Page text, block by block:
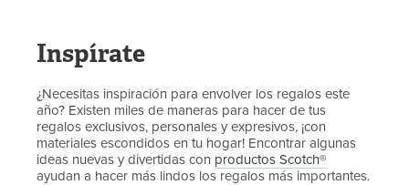
Inspírate
¿Necesitas inspiración para envolver los regalos este
año? Existen miles de maneras para hacer de tus
regalos exclusivos, personales y expresivos, ¡con
materiales escondidos en tu hogar! Encontrar algunas
ideas nuevas y divertidas con productos Scotch®
ayudan a hacer más lindos los regalos más importantes.